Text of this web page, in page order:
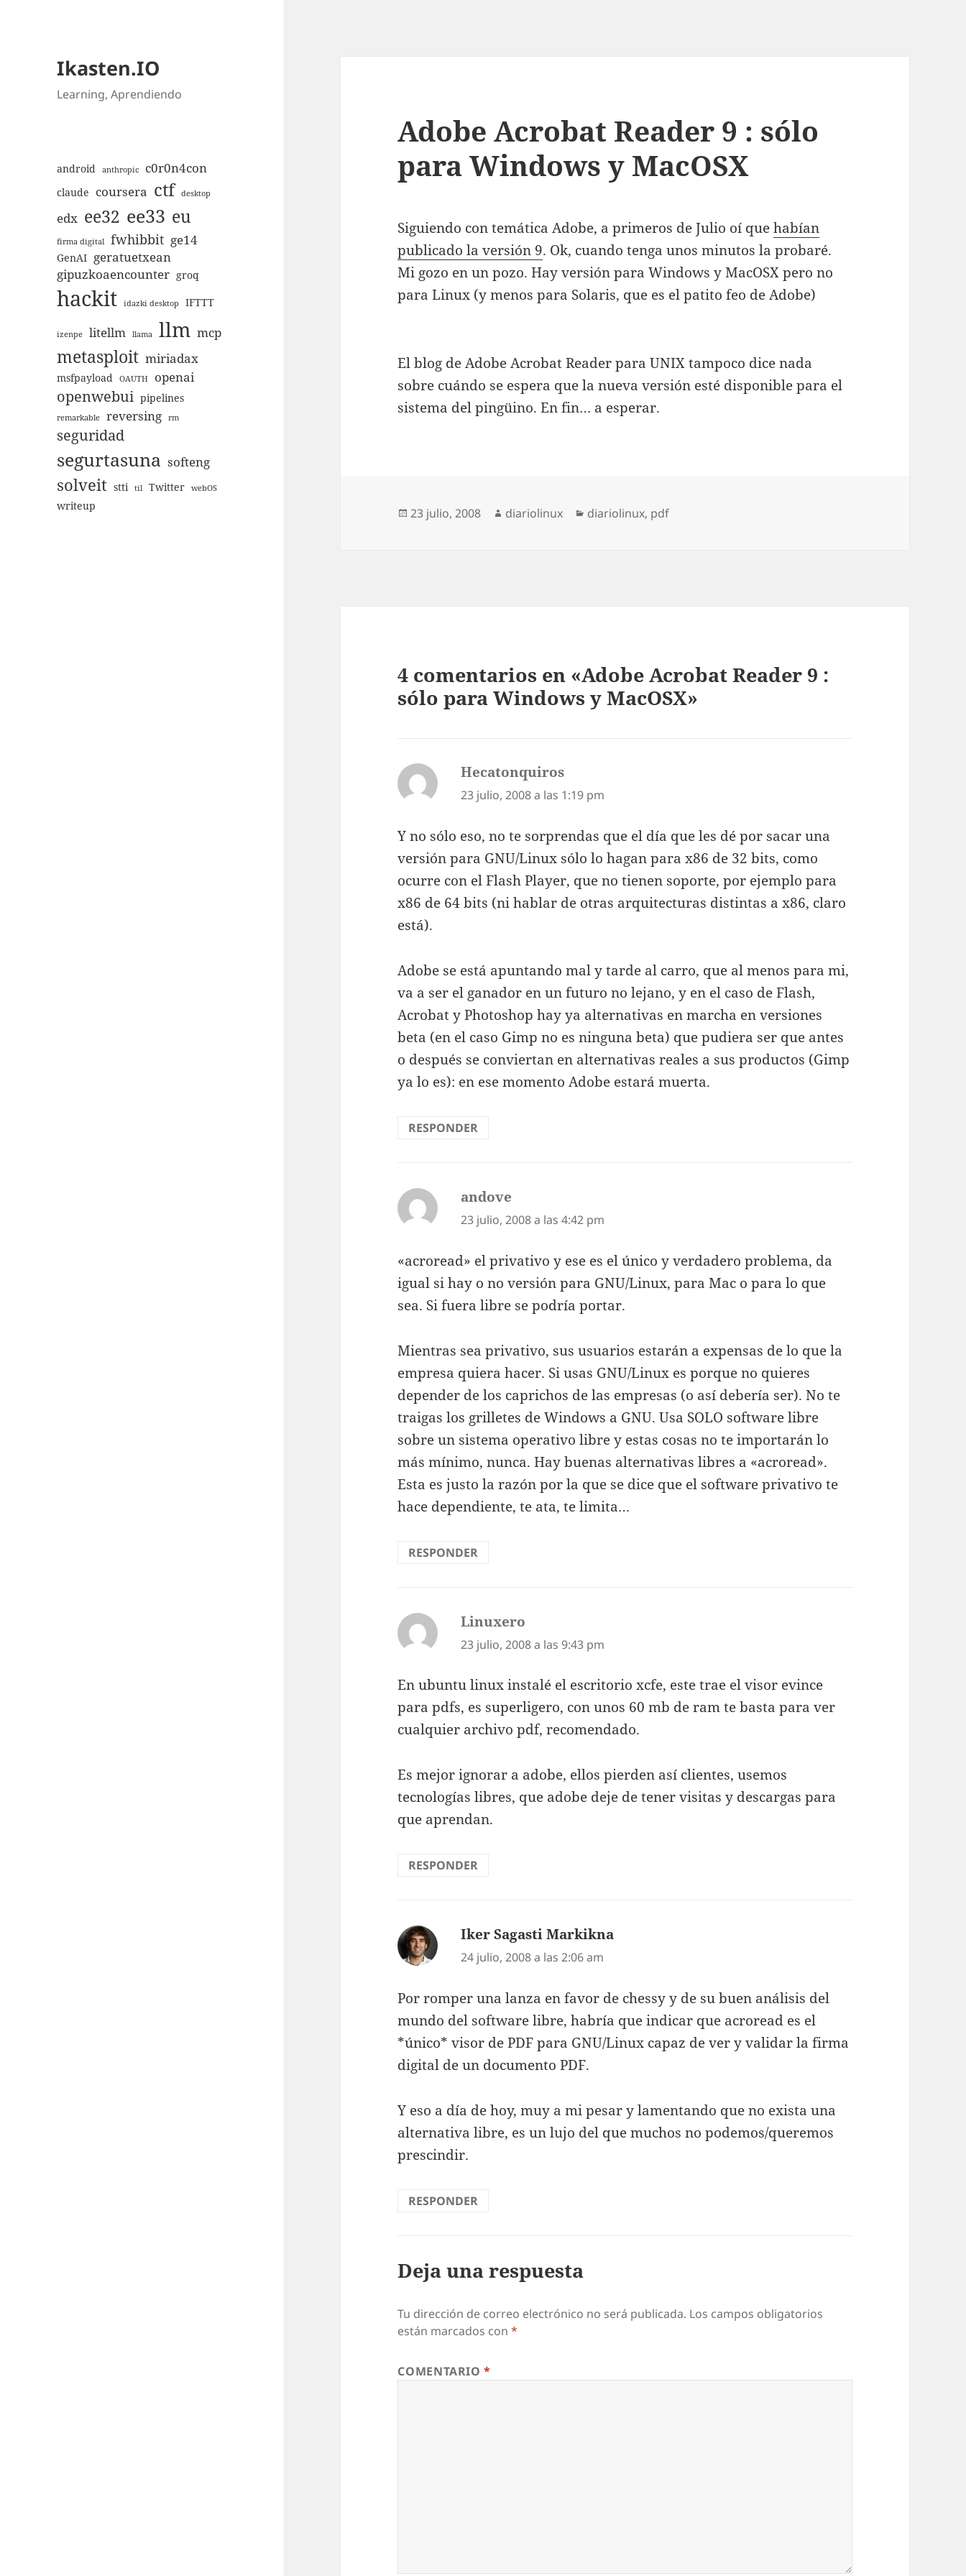
Ikasten.IO
Learning, Aprendiendo
android anthropic c0r0n4con
claude coursera ctf desktop
edx ee32 ee33 eu
firma digital fwhibbit ge14
GenAI geratuetxean
gipuzkoaencounter groq
hackit idazki desktop IFTTT
izenpe litellm llama llm mcp
metasploit miriadax
msfpayload OAUTH openai
openwebui pipelines
remarkable reversing rm
seguridad
segurtasuna softeng
solveit stti til Twitter webOS
writeup
Adobe Acrobat Reader 9 : sólo
para Windows y MacOSX
Siguiendo con temática Adobe, a primeros de Julio oí quehabían
publicado la versión 9. Ok, cuando tenga unos minutos la probaré.
Mi gozo en un pozo. Hay versión para Windows y MacOSX pero no
para Linux (y menos para Solaris, que es el patito feo de Adobe)
El blog de Adobe Acrobat Reader para UNIX tampoco dice nada
sobre cuándo se espera que la nueva versión esté disponible para el
sistema del pingüino. En fin… a esperar.
Publicado
23 julio, 2008 Autor
diariolinux Categorías
diariolinux, pdf
4 comentarios en «Adobe Acrobat Reader 9 :
sólo para Windows y MacOSX»
Hecatonquiros
23 julio, 2008 a las 1:19 pm
Y no sólo eso, no te sorprendas que el día que les dé por sacar una
versión para GNU/Linux sólo lo hagan para x86 de 32 bits, como
ocurre con el Flash Player, que no tienen soporte, por ejemplo para
x86 de 64 bits (ni hablar de otras arquitecturas distintas a x86, claro
está).
Adobe se está apuntando mal y tarde al carro, que al menos para mi,
va a ser el ganador en un futuro no lejano, y en el caso de Flash,
Acrobat y Photoshop hay ya alternativas en marcha en versiones
beta (en el caso Gimp no es ninguna beta) que pudiera ser que antes
o después se conviertan en alternativas reales a sus productos (Gimp
ya lo es): en ese momento Adobe estará muerta.
RESPONDER
andove
23 julio, 2008 a las 4:42 pm
«acroread» el privativo y ese es el único y verdadero problema, da
igual si hay o no versión para GNU/Linux, para Mac o para lo que
sea. Si fuera libre se podría portar.
Mientras sea privativo, sus usuarios estarán a expensas de lo que la
empresa quiera hacer. Si usas GNU/Linux es porque no quieres
depender de los caprichos de las empresas (o así debería ser). No te
traigas los grilletes de Windows a GNU. Usa SOLO software libre
sobre un sistema operativo libre y estas cosas no te importarán lo
más mínimo, nunca. Hay buenas alternativas libres a «acroread».
Esta es justo la razón por la que se dice que el software privativo te
hace dependiente, te ata, te limita…
RESPONDER
Linuxero
23 julio, 2008 a las 9:43 pm
En ubuntu linux instalé el escritorio xcfe, este trae el visor evince
para pdfs, es superligero, con unos 60 mb de ram te basta para ver
cualquier archivo pdf, recomendado.
Es mejor ignorar a adobe, ellos pierden así clientes, usemos
tecnologías libres, que adobe deje de tener visitas y descargas para
que aprendan.
RESPONDER
Iker Sagasti Markikna
24 julio, 2008 a las 2:06 am
Por romper una lanza en favor de chessy y de su buen análisis del
mundo del software libre, habría que indicar que acroread es el
*único* visor de PDF para GNU/Linux capaz de ver y validar la firma
digital de un documento PDF.
Y eso a día de hoy, muy a mi pesar y lamentando que no exista una
alternativa libre, es un lujo del que muchos no podemos/queremos
prescindir.
RESPONDER
Deja una respuesta
Tu dirección de correo electrónico no será publicada. Los campos obligatorios
están marcados con*
COMENTARIO*